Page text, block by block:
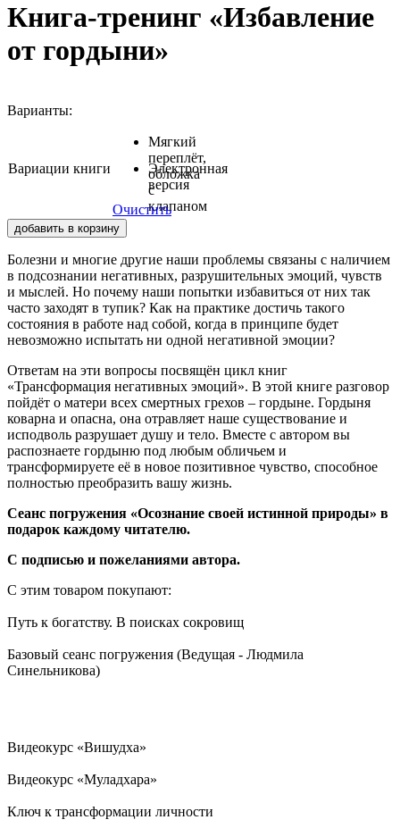
Книга-тренинг «Избавление
от гордыни»
Варианты:
Вариации книги
Мягкий
переплёт,
обложка
с
клапаном
Электронная
версия
Очистить
добавить в корзину
Болезни и многие другие наши проблемы связаны с наличием
в подсознании негативных, разрушительных эмоций, чувств
и мыслей. Но почему наши попытки избавиться от них так
часто заходят в тупик? Как на практике достичь такого
состояния в работе над собой, когда в принципе будет
невозможно испытать ни одной негативной эмоции?
Ответам на эти вопросы посвящён цикл книг
«Трансформация негативных эмоций». В этой книге разговор
пойдёт о матери всех смертных грехов – гордыне. Гордыня
коварна и опасна, она отравляет наше существование и
исподволь разрушает душу и тело. Вместе с автором вы
распознаете гордыню под любым обличьем и
трансформируете её в новое позитивное чувство, способное
полностью преобразить вашу жизнь.
Сеанс погружения «Осознание своей истинной природы» в
подарок каждому читателю.
С подписью и пожеланиями автора.
С этим товаром покупают:
Путь к богатству. В поисках сокровищ
Базовый сеанс погружения (Ведущая - Людмила
Синельникова)
Видеокурс «Вишудха»
Видеокурс «Муладхара»
Ключ к трансформации личности